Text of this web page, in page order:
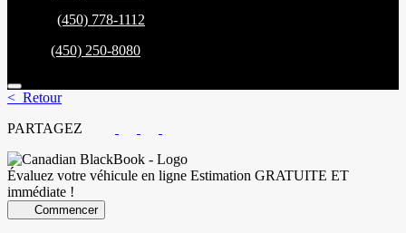
(450) 778-1112
(450) 250-8080
< Retour
PARTAGEZ
Évaluez votre véhicule en ligne Estimation GRATUITE ET
immédiate !
Commencer